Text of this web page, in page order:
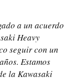
a un acuerdo
Heavy
seguir con un
Estamos
la Kawasaki